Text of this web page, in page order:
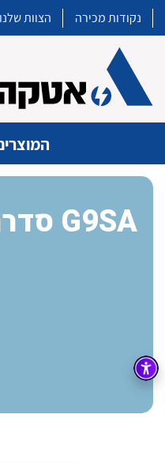
נקודות מכירה הצוות שלנו
איכות
זיווד קופסאות
סדרת ממסרי בטיחות G9SA